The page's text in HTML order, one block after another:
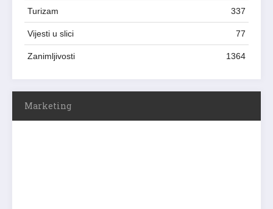
Turizam 337
Vijesti u slici 77
Zanimljivosti 1364
Marketing